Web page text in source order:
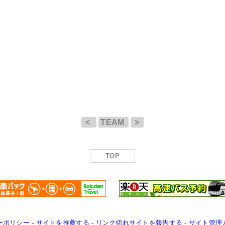
< TEAM >
TOP
ポリシー - サイトを推薦する - リンク切れサイトを報告する - サイト管理